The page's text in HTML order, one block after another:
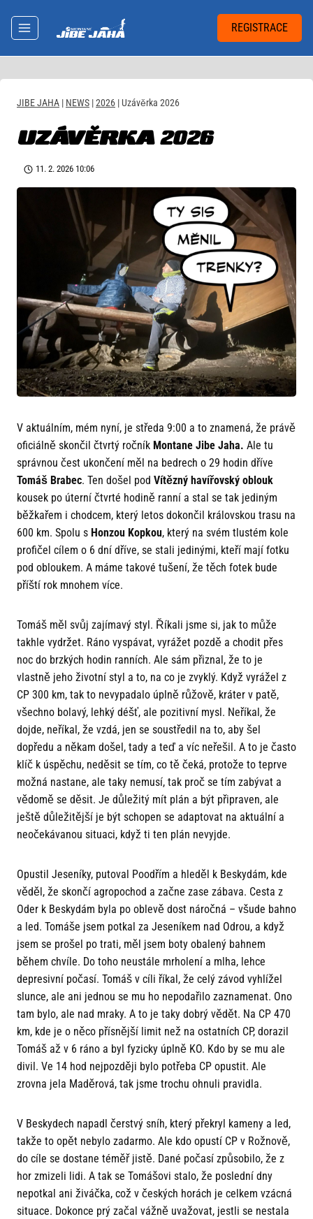
obsah
REGISTRACE
JIBE JAHA | NEWS |2026 | Uzávěrka 2026
UZÁVĚRKA 2026
11. 2. 2026 10:06
V aktuálním, mém nyní, je středa 9:00 a to znamená, že právě
oficiálně skončil čtvrtý ročník Montane Jibe Jaha. Ale tu
správnou čest ukončení měl na bedrech o 29 hodin dříve
Tomáš Brabec. Ten došel pod Vítězný havířovský oblouk
kousek po úterní čtvrté hodině ranní a stal se tak jediným
běžkařem i chodcem, který letos dokončil královskou trasu na
600 km. Spolu s Honzou Kopkou, který na svém tlustém kole
profičel cílem o 6 dní dříve, se stali jedinými, kteří mají fotku
pod obloukem. A máme takové tušení, že těch fotek bude
příští rok mnohem více.
Tomáš měl svůj zajímavý styl. Říkali jsme si, jak to může
takhle vydržet. Ráno vyspávat, vyrážet pozdě a chodit přes
noc do brzkých hodin ranních. Ale sám přiznal, že to je
vlastně jeho životní styl a to, na co je zvyklý. Když vyrážel z
CP 300 km, tak to nevypadalo úplně růžově, kráter v patě,
všechno bolavý, lehký déšť, ale pozitivní mysl. Neříkal, že
dojde, neříkal, že vzdá, jen se soustředil na to, aby šel
dopředu a někam došel, tady a teď a víc neřešil. A to je často
klíč k úspěchu, neděsit se tím, co tě čeká, protože to teprve
možná nastane, ale taky nemusí, tak proč se tím zabývat a
vědomě se děsit. Je důležitý mít plán a být připraven, ale
ještě důležitější je být schopen se adaptovat na aktuální a
neočekávanou situaci, když ti ten plán nevyjde.
Opustil Jeseníky, putoval Poodřím a hleděl k Beskydám, kde
věděl, že skončí agropochod a začne zase zábava. Cesta z
Oder k Beskydám byla po oblevě dost náročná – všude bahno
a led. Tomáše jsem potkal za Jeseníkem nad Odrou, a když
jsem se prošel po trati, měl jsem boty obalený bahnem
během chvíle. Do toho neustále mrholení a mlha, lehce
depresivní počasí. Tomáš v cíli říkal, že celý závod vyhlížel
slunce, ale ani jednou se mu ho nepodařilo zaznamenat. Ono
tam bylo, ale nad mraky. A to je taky dobrý vědět. Na CP 470
km, kde je o něco přísnější limit než na ostatních CP, dorazil
Tomáš až v 6 ráno a byl fyzicky úplně KO. Kdo by se mu ale
divil. Ve 14 hod nejpozději bylo potřeba CP opustit. Ale
zrovna jela Maděrová, tak jsme trochu ohnuli pravidla.
V Beskydech napadl čerstvý sníh, který překryl kameny a led,
takže to opět nebylo zadarmo. Ale kdo opustí CP v Rožnově,
do cíle se dostane téměř jistě. Dané počasí způsobilo, že z
hor zmizeli lidi. A tak se Tomášovi stalo, že poslední dny
nepotkal ani živáčka, což v českých horách je celkem vzácná
situace. Dokonce prý začal vážně uvažovat, jestli se nestala